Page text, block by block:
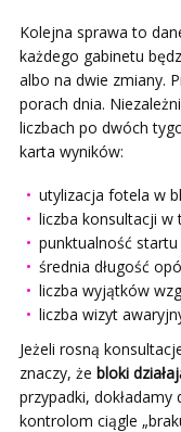
Kolejna sprawa to
każdego gabinetu
albo na dwie zmiany.
porach dnia.
liczbach po dwóch
karta wyników:
utylizacja fotela w
liczba konsultacji w
punktualność
średnia długość
liczba wyjątków
liczba wizyt
Jeżeli rosną
znaczy, że bloki
przypadki,
kontrolom ciągle